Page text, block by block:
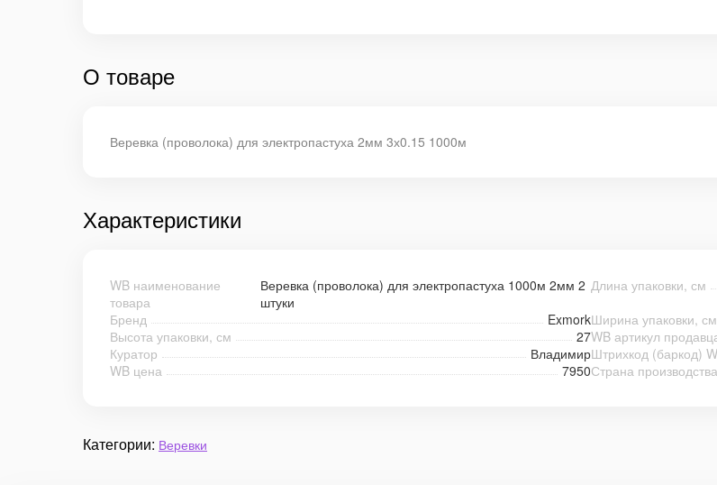
О товаре
Веревка (проволока) для электропастуха 2мм 3х0.15 1000м
Характеристики
WB наименование
товара
Веревка (проволока) для электропастуха 1000м 2мм 2
штуки
Длина упаковки, см
Бренд
ExmorkШирина упаковки, см
Высота упаковки, см
27WB артикул
Куратор
ВладимирШтрихкод (баркод)
WB цена
7950Страна производства
Категории: Веревки